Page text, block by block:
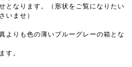
となります。（形状をご覧になりたい
いませ）
よりも色の薄いブルーグレーの箱とな
す。